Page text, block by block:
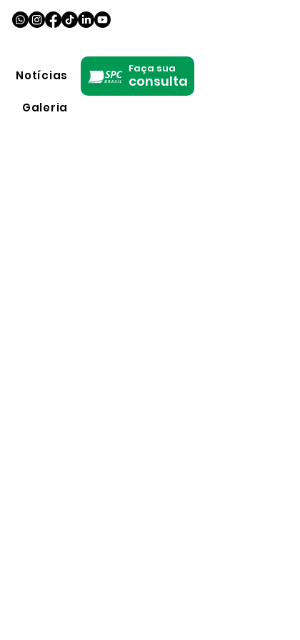
Notícias
Galeria
Faça sua
consulta